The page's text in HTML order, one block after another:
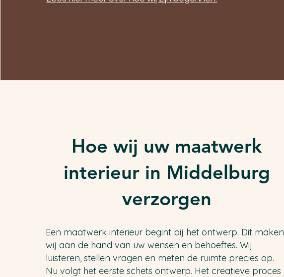
Hoe wij uw maatwerk
interieur in Middelburg
verzorgen
Een maatwerk interieur begint bij het ontwerp. Dit maken
wij aan de hand van uw wensen en behoeftes. Wij
luisteren, stellen vragen en meten de ruimte precies op.
Nu volgt het eerste schets ontwerp. Het creatieve proces